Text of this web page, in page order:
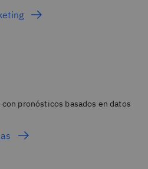
pronósticos basados en datos